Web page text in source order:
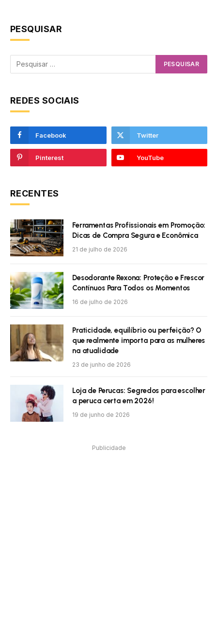
PESQUISAR
REDES SOCIAIS
Facebook Twitter
Pinterest YouTube
RECENTES
Ferramentas Profissionais em Promoção:
Dicas de Compra Segura e Econômica
21 de julho de 2026
Desodorante Rexona: Proteção e Frescor
Contínuos Para Todos os Momentos
16 de julho de 2026
Praticidade, equilíbrio ou perfeição? O
que realmente importa para as mulheres
na atualidade
23 de junho de 2026
Loja de Perucas: Segredos para escolher
a peruca certa em 2026!
19 de junho de 2026
Publicidade